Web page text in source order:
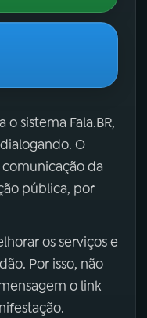
sistema Fala.BR,
O
da
pública, por
os serviços e
Por isso, não
o link